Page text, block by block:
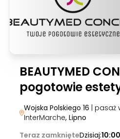
BEAUTYMED
pogotowie
Wojska Polskiego 16 | pasaż
InterMarche, Lipno
Teraz zamknięteDzisiaj: